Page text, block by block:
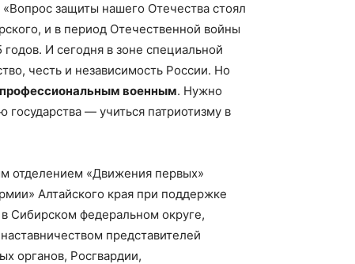
защиты нашего Отечества стоял
и в период Отечественной войны
И сегодня в зоне специальной
честь и независимость России. Но
военным. Нужно
государства — учиться патриотизму в
отделением «Движения первых»
Алтайского края при поддержке
Сибирском федеральном округе,
представителей
органов, Росгвардии,